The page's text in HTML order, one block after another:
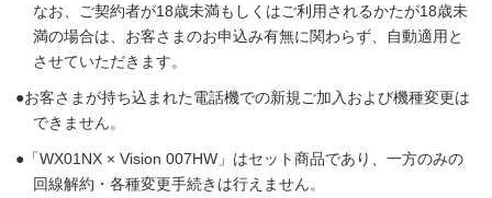
なお、ご契約者が18歳未満もしくはご利用されるかたが18歳未
満の場合は、お客さまのお申込み有無に関わらず、自動適用と
させていただきます。
お客さまが持ち込まれた電話機での新規ご加入および機種変更は
できません。
「WX01NX × Vision 007HW」はセット商品であり、一方のみの
回線解約・各種変更手続きは行えません。